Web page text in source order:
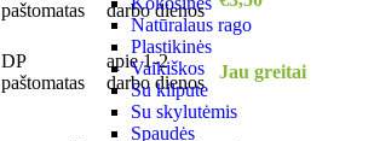
Natūralaus rago
Plastikinės
Vaikiškos
Su kilpute
Su skylutėmis
Spaudės
paštomatas
darbo dienos
DP
paštomatas
apie 1-2
darbo dienos
Jau greitai